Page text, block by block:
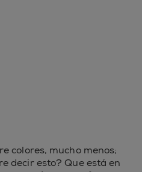
colores, mucho menos;
decir esto? Que está en